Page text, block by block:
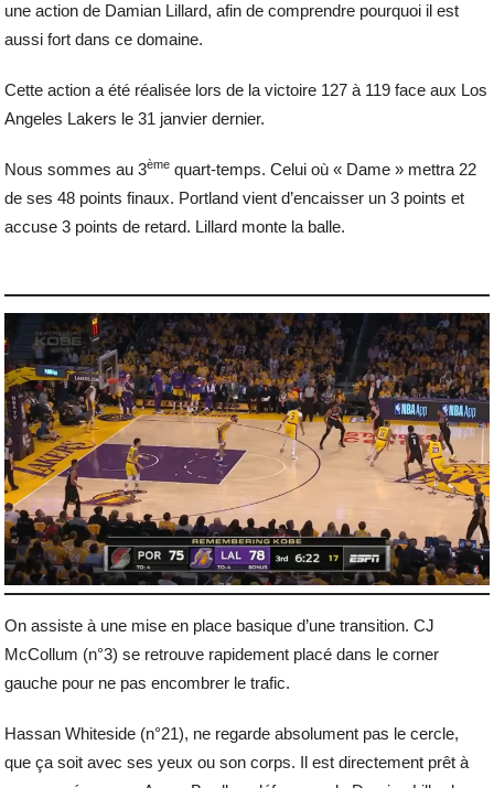
une action de Damian Lillard, afin de comprendre pourquoi il est
aussi fort dans ce domaine.
Cette action a été réalisée lors de la victoire 127 à 119 face aux Los
Angeles Lakers le 31 janvier dernier.
Nous sommes au 3ème quart-temps. Celui où « Dame » mettra 22
de ses 48 points finaux. Portland vient d’encaisser un 3 points et
accuse 3 points de retard. Lillard monte la balle.
On assiste à une mise en place basique d’une transition. CJ
McCollum (n°3) se retrouve rapidement placé dans le corner
gauche pour ne pas encombrer le trafic.
Hassan Whiteside (n°21), ne regarde absolument pas le cercle,
que ça soit avec ses yeux ou son corps. Il est directement prêt à